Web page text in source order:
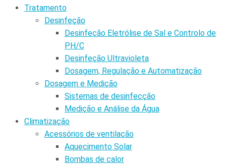
Tratamento
Desinfeção
Desinfeção Eletrólise de Sal e Controlo de
PH/C
Desinfeção Ultravioleta
Dosagem, Regulação e Automatização
Dosagem e Medição
Sistemas de desinfecção
Medição e Análise da Água
Climatização
Acessórios de ventilação
Aquecimento Solar
Bombas de calor